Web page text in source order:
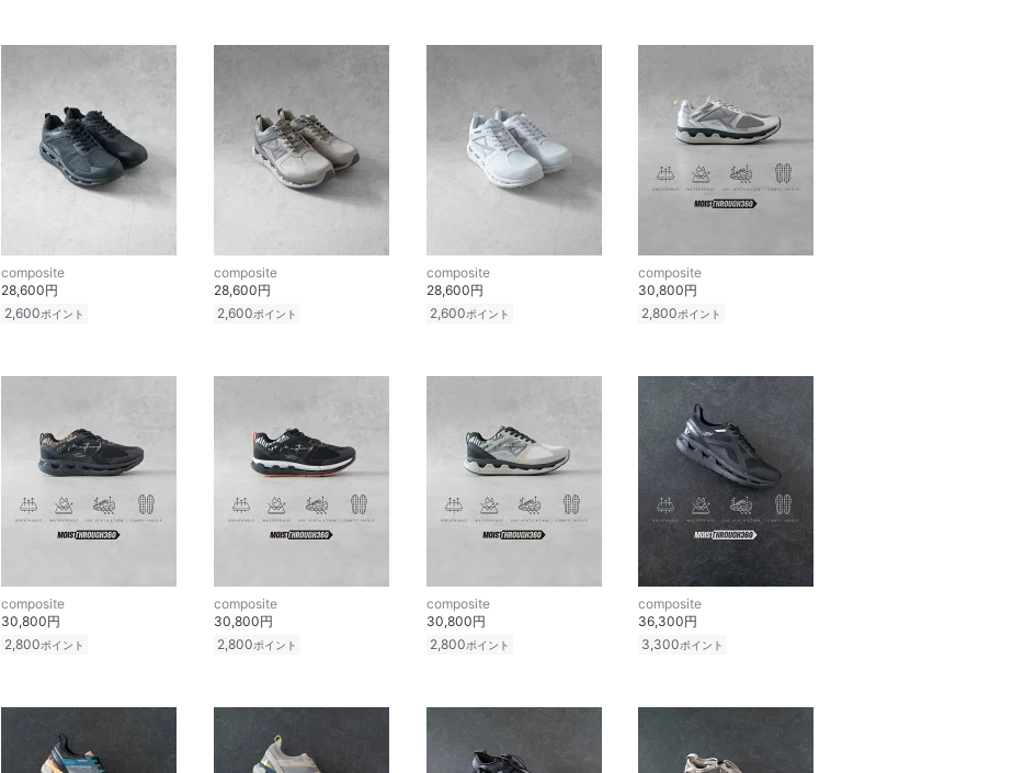
composite
28,600円
2,600ポイント
composite
28,600円
2,600ポイント
composite
28,600円
2,600ポイント
composite
30,800円
2,800ポイント
composite
30,800円
2,800ポイント
composite
30,800円
2,800ポイント
composite
30,800円
2,800ポイント
composite
36,300円
3,300ポイント